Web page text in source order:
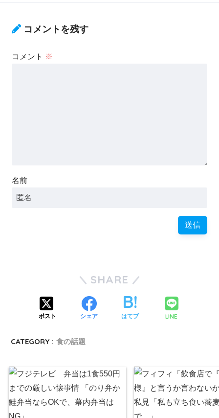
コメントを残す
コメント ※
名前
SHARE
ポスト シェア はてブ LINE
CATEGORY : 食の話題